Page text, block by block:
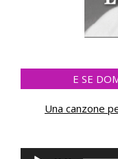
E SE
Una canzone